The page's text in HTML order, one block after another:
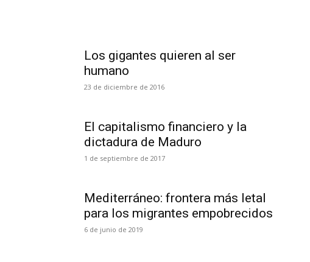
Los gigantes quieren al ser
humano
23 de diciembre de 2016
El capitalismo financiero y la
dictadura de Maduro
1 de septiembre de 2017
Mediterráneo: frontera más letal
para los migrantes empobrecidos
6 de junio de 2019